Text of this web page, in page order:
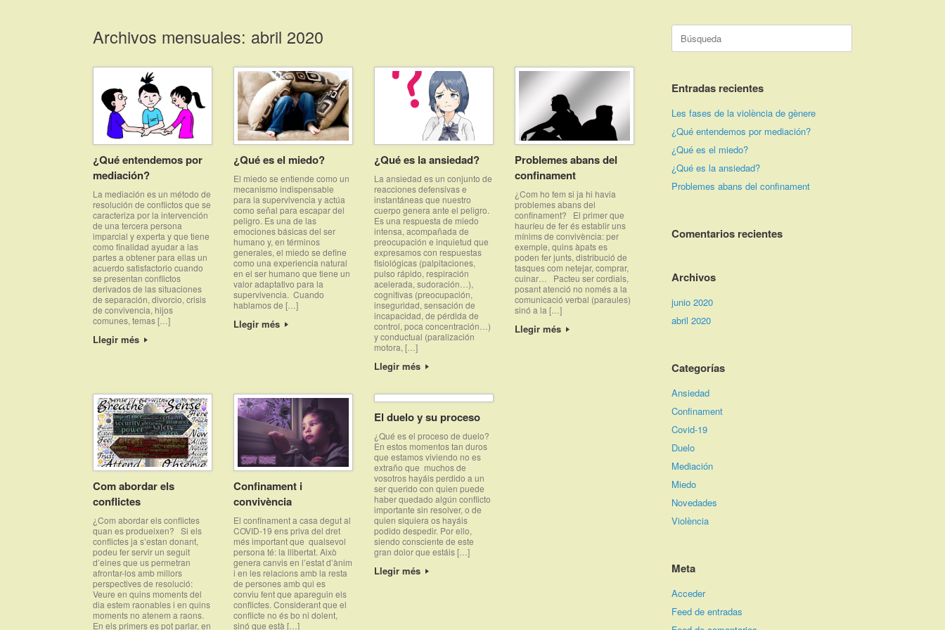
Archivos mensuales: abril 2020
¿Qué entendemos por
mediación?
La mediación es un método de
resolución de conflictos que se
caracteriza por la intervención
de una tercera persona
imparcial y experta y que tiene
como finalidad ayudar a las
partes a obtener para ellas un
acuerdo satisfactorio cuando
se presentan conflictos
derivados de las situaciones
de separación, divorcio, crisis
de convivencia, hijos
comunes, temas […]
Llegir més
¿Qué es el miedo?
El miedo se entiende como un
mecanismo indispensable
para la supervivencia y actúa
como señal para escapar del
peligro. Es una de las
emociones básicas del ser
humano y, en términos
generales, el miedo se define
como una experiencia natural
en el ser humano que tiene un
valor adaptativo para la
supervivencia. Cuando
hablamos de […]
Llegir més
¿Qué es la ansiedad?
La ansiedad es un conjunto de
reacciones defensivas e
instantáneas que nuestro
cuerpo genera ante el peligro.
Es una respuesta de miedo
intensa, acompañada de
preocupación e inquietud que
expresamos con respuestas
fisiológicas (palpitaciones,
pulso rápido, respiración
acelerada, sudoración…),
cognitivas (preocupación,
inseguridad, sensación de
incapacidad, de pérdida de
control, poca concentración…)
y conductual (paralización
motora, […]
Llegir més
Problemes abans del
confinament
¿Com ho fem si ja hi havia
problemes abans del
confinament? El primer que
hauríeu de fer és establir uns
mínims de convivència: per
exemple, quins àpats es
poden fer junts, distribució de
tasques com netejar, comprar,
cuinar… Pacteu ser cordials,
posant atenció no només a la
comunicació verbal (paraules)
sinó a la […]
Llegir més
Com abordar els
conflictes
¿Com abordar els conflictes
quan es produeixen? Si els
conflictes ja s’estan donant,
podeu fer servir un seguit
d’eines que us permetran
afrontar-los amb millors
perspectives de resolució:
Veure en quins moments del
dia estem raonables i en quins
moments no atenem a raons.
En els primers es pot parlar, en
Confinament i
convivència
El confinament a casa degut al
COVID-19 ens priva del dret
més important que qualsevol
persona té: la llibertat. Això
genera canvis en l’estat d’ànim
i en les relacions amb la resta
de persones amb qui es
conviu fent que apareguin els
conflictes. Considerant que el
conflicte no és bo ni dolent,
sinó que està […]
El duelo y su proceso
¿Qué es el proceso de duelo?
En estos momentos tan duros
que estamos viviendo no es
extraño que muchos de
vosotros hayáis perdido a un
ser querido con quien puede
haber quedado algún conflicto
importante sin resolver, o de
quien siquiera os hayáis
podido despedir. Por ello,
siendo consciente de este
gran dolor que estáis […]
Llegir més
Buscar:
Entradas recientes
Les fases de la violència de gènere
¿Qué entendemos por mediación?
¿Qué es el miedo?
¿Qué es la ansiedad?
Problemes abans del confinament
Comentarios recientes
Archivos
junio 2020
abril 2020
Categorías
Ansiedad
Confinament
Covid-19
Duelo
Mediación
Miedo
Novedades
Violència
Meta
Acceder
Feed de entradas